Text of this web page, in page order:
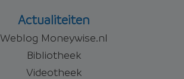
Actualiteiten
Weblog Moneywise.nl
Bibliotheek
Videotheek